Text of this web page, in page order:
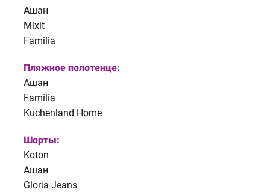
Ашан
Mixit
Familia
Пляжное полотенце:
Ашан
Familia
Kuchenland Home
Шорты:
Koton
Ашан
Gloria Jeans